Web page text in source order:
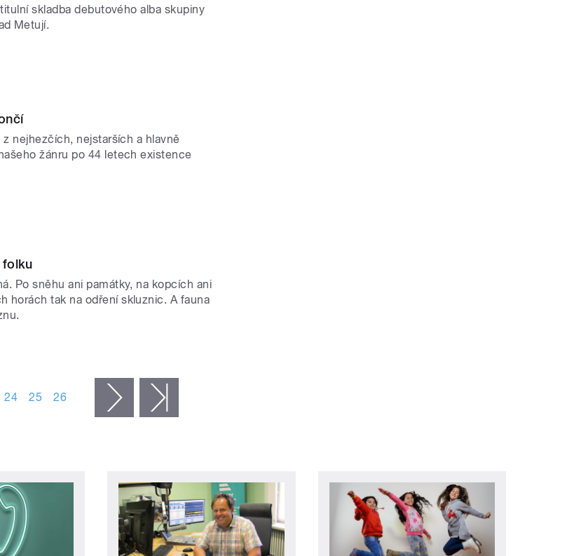
skladba debutového alba skupiny
Metují.
nejhezčích, nejstarších a hlavně
žánru po 44 letech existence
folku
Po sněhu ani památky, na kopcích ani
horách tak na odření skluznic. A fauna
24 25 26 následující ›